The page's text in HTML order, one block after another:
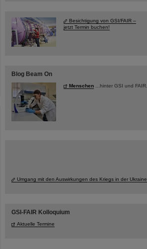
Besichtigung von GSI/FAIR –
jetzt Termin buchen!
Blog Beam On
Menschen ...hinter GSI und FAIR.
Umgang mit den Auswirkungen des Kriegs in der Ukraine
GSI-FAIR Kolloquium
Aktuelle Termine